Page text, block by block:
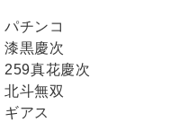
パチンコ
漆黒慶次
259真花慶次
北斗無双
ギアス